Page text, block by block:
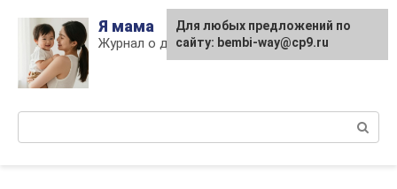
content
Я мама
Журнал о детях и материнстве
Для любых предложений по
сайту: bembi-way@cp9.ru